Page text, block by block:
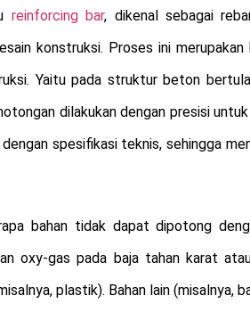
reinforcing bar, dikenal sebagai
konstruksi. Proses ini
Yaitu pada struktur beton
dilakukan dengan presisi
spesifikasi teknis, sehingga
bahan tidak dapat dipotong
oxy-gas pada baja tahan karat
plastik). Bahan lain (misalnya,